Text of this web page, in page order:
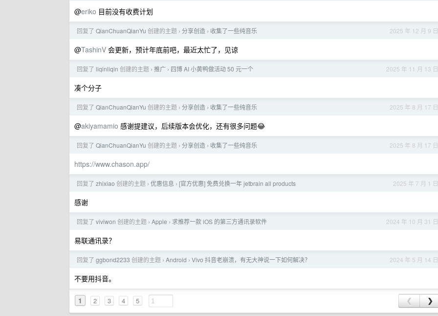
@eriko 目前没有收费计划
2025 年 12 月 9 日
回复了 QianChuanQianYu 创建的主题 › 分享创造 › 收集了一些纯音乐
@TashinV 会更新，预计年底前吧，最近太忙了，见谅
2025 年 11 月 13 日
回复了 liqinliqin 创建的主题 › 推广 › 四博 AI 小黄鸭做活动 50 元一个
凑个分子
2025 年 8 月 17 日
回复了 QianChuanQianYu 创建的主题 › 分享创造 › 收集了一些纯音乐
@akiyamamio 感谢提建议，后续版本会优化，还有很多问题😂
2025 年 8 月 17 日
回复了 QianChuanQianYu 创建的主题 › 分享创造 › 收集了一些纯音乐
https://www.chason.app/
2025 年 7 月 1 日
回复了 zhixiao 创建的主题 › 优惠信息 › [官方优惠] 免费兑换一年 jetbrain all products
感谢
2024 年 10 月 31 日
回复了 viviwon 创建的主题 › Apple › 求推荐一款 iOS 的第三方通讯录软件
易联通讯录？
2024 年 5 月 14 日
回复了 ggbond2233 创建的主题 › Android › Vivo 抖音老崩溃，有无大神说一下如何解决？
不要用抖音。
1 2 3 4 5 ❮ ❯